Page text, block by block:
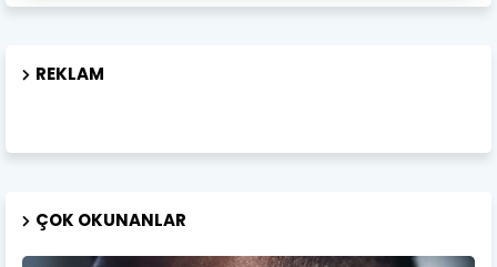
REKLAM
ÇOK OKUNANLAR